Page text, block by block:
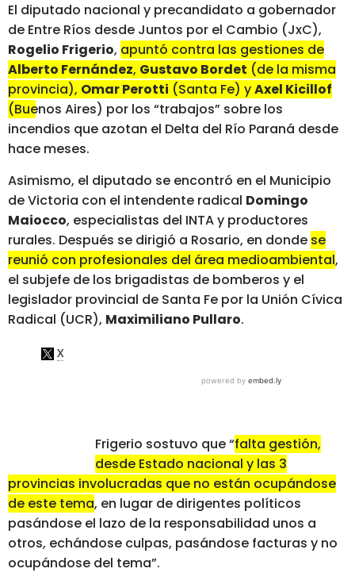
El diputado nacional y precandidato a gobernador
de Entre Ríos desde Juntos por el Cambio (JxC),
Rogelio Frigerio, apuntó contra las gestiones de
Alberto Fernández, Gustavo Bordet (de la misma
provincia), Omar Perotti (Santa Fe) yAxel Kicillof
(Buenos Aires) por los “trabajos” sobre los
incendios que azotan el Delta del Río Paraná desde
hace meses.
Asimismo, el diputado se encontró en el Municipio
de Victoria con el intendente radical Domingo
Maiocco, especialistas del INTA y productores
rurales. Después se dirigió a Rosario, en donde se
reunió con profesionales del área medioambiental,
el subjefe de los brigadistas de bomberos y el
legislador provincial de Santa Fe por la Unión Cívica
Radical (UCR), Maximiliano Pullaro.
Frigerio sostuvo que “falta gestión,
desde Estado nacional y las 3
provincias involucradas que no están ocupándose
de este tema, en lugar de dirigentes políticos
pasándose el lazo de la responsabilidad unos a
otros, echándose culpas, pasándose facturas y no
ocupándose del tema”.